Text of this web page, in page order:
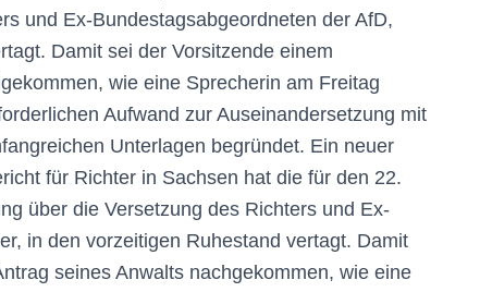
und Ex-Bundestagsabgeordneten der AfD,
Damit sei der Vorsitzende einem
wie eine Sprecherin am Freitag
Aufwand zur Auseinandersetzung mit
Unterlagen begründet. Ein neuer
für Richter in Sachsen hat die für den 22.
über die Versetzung des Richters und Ex-
in den vorzeitigen Ruhestand vertagt. Damit
seines Anwalts nachgekommen, wie eine